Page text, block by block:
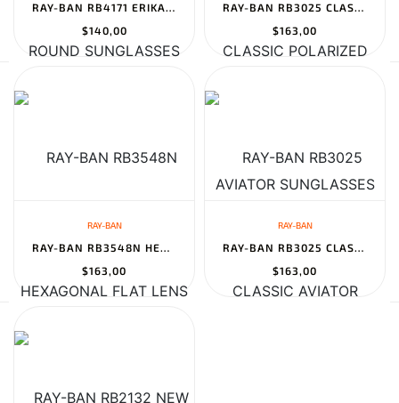
RAY-BAN RB4171 ERIKA ROUND SUNGLASSES
$140,00
RAY-BAN RB3025 CLASSIC POLARIZED AVIATOR SUNGLASSES
$163,00
RAY-BAN
RAY-BAN RB3548N HEXAGONAL FLAT LENS SUNGLASSES
$163,00
RAY-BAN
RAY-BAN RB3025 CLASSIC AVIATOR SUNGLASSES
$163,00